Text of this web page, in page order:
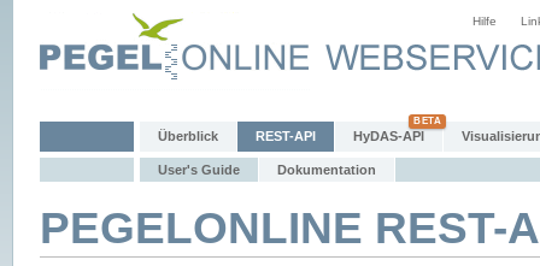
Hilfe
Überblick REST-API HyDAS-API
User's Guide Dokumentation
PEGELONLINE REST-